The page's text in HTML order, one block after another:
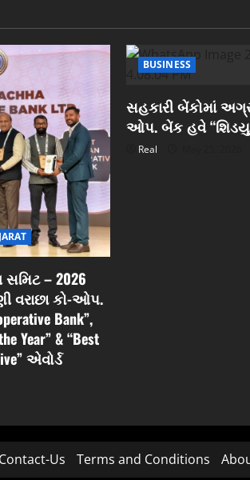
– 2026
વરાછા કો-ઓપ.
Bank”,
Year” & “Best
એવોર્ડ
BUSINESS
સહકારી બેંકોમાં
ઓપ. બેંક હવે
Real
Contact-Us Terms and Conditions